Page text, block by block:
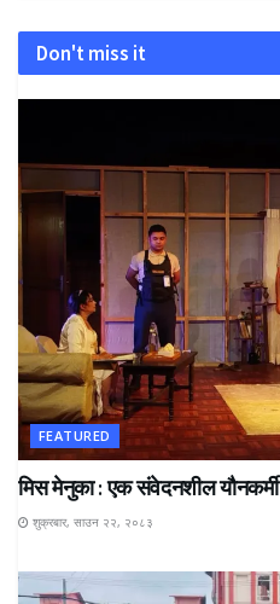
Don't miss it
FEATURED
मिस मेनुका : एक संवेदनशील यौनकर्मी
शुक्रबार, साउन २२, २०८३